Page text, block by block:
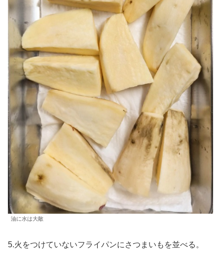
油に水は大敵
5.火をつけていないフライパンにさつまいもを並べる。